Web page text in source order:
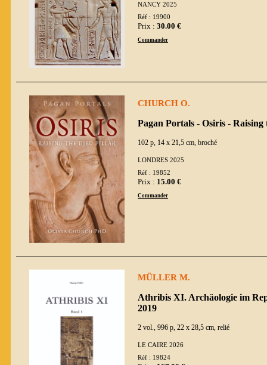
NANCY 2025
Réf : 19900
Prix : 30.00 €
Commander
CHURCH O.
Pagan Portals - Osiris -
102 p, 14 x 21,5 cm, broché
LONDRES 2025
Réf : 19852
Prix : 15.00 €
Commander
MÜLLER M.
Athribis XI. Archäologie im
2019
2 vol., 996 p, 22 x 28,5 cm, relié
LE CAIRE 2026
Réf : 19824